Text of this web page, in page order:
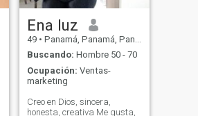
Ena luz
49 • Panamá, Panamá, Panamá
Buscando: Hombre 50 - 70
Ocupación: Ventas-
marketing
Creo en Dios, sincera,
honesta, creativa Me gusta,